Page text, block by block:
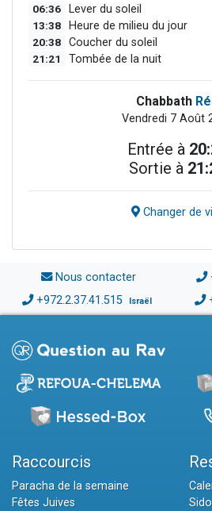
06:36 Lever du soleil
13:38 Heure de milieu du jour
20:38 Coucher du soleil
21:21 Tombée de la nuit
Chabbath
Vendredi 7 Août
Entrée à
Sortie à
Changer de
Nous contacter
+972.2.37.41.515 Israël
Raccourcis
Paracha de la semaine
Fêtes Juives